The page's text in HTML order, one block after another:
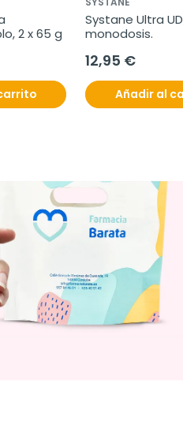
2 x 65 g
Systane Ultra
monodosis.
12,95 €
Añadir al